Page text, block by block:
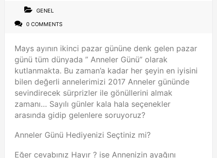
GENEL
0 COMMENTS
Mays ayının ikinci pazar gününe denk gelen pazar
günü tüm dünyada ” Anneler Günü” olarak
kutlanmakta. Bu zaman’a kadar her şeyin en iyisini
bilen değerli annelerimizi 2017 Anneler gününde
sevindirecek sürprizler ile gönüllerini almak
zamanı… Sayılı günler kala hala seçenekler
arasında gidip gelenlere soruyoruz?
Anneler Günü Hediyenizi Seçtiniz mi?
Eğer cevabınız Hayır ? ise Annenizin ayağını